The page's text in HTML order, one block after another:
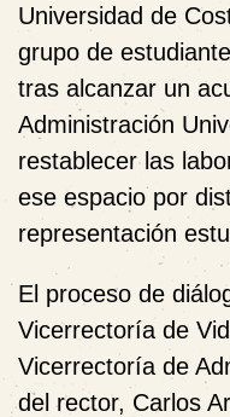
Universidad de
grupo de
tras alcanzar un
Administración
restablecer las
ese espacio por
representación
El proceso de
Vicerrectoría de
Vicerrectoría de
del rector, Carlos